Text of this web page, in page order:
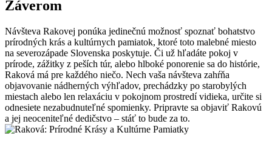
Záverom
Návšteva Rakovej ponúka jedinečnú možnosť spoznať bohatstvo
prírodných krás a kultúrnych pamiatok, ktoré toto malebné miesto
na severozápade Slovenska poskytuje. Či už hľadáte pokoj v
prírode, zážitky z peších túr, alebo hlboké ponorenie sa do histórie,
Raková má pre každého niečo. Nech vaša návšteva zahŕňa
objavovanie nádherných výhľadov, prechádzky po starobylých
miestach alebo len relaxáciu v pokojnom prostredí vidieka, určite si
odnesiete nezabudnuteľné spomienky. Pripravte sa objaviť Rakovú
a jej neoceniteľné dedičstvo – stáť to bude za to.